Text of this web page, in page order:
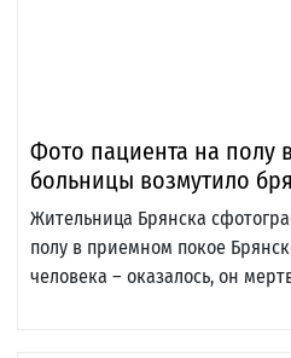
Фото пациента на полу
больницы возмутило
Жительница Брянска
полу в приемном покое
человека – оказалось, он